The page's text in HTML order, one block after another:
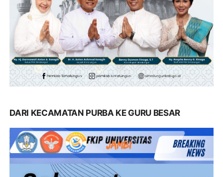
DARI KECAMATAN PURBA KE GURU BESAR